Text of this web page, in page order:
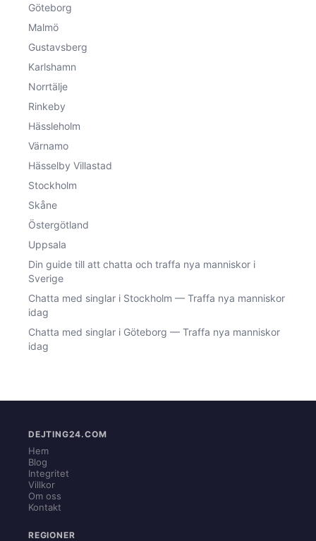
Göteborg
Malmö
Gustavsberg
Karlshamn
Norrtälje
Rinkeby
Hässleholm
Värnamo
Hässelby Villastad
Stockholm
Skåne
Östergötland
Uppsala
Din guide till att chatta och traffa nya manniskor i
Sverige
Chatta med singlar i Stockholm — Traffa nya manniskor
idag
Chatta med singlar i Göteborg — Traffa nya manniskor
idag
DEJTING24.COM
Hem
Blog
Integritet
Villkor
Om oss
Kontakt
REGIONER